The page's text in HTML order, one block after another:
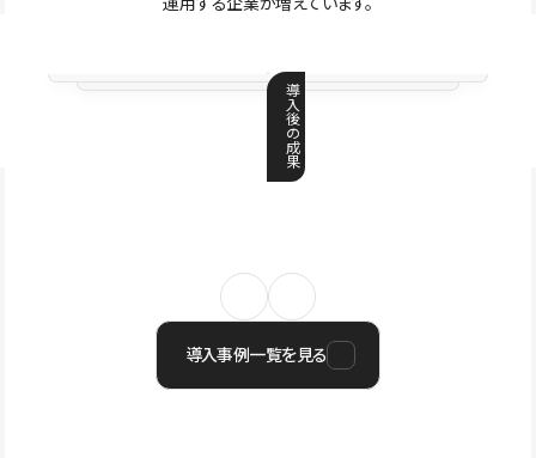
導
入
後
の
成
果
導入事例一覧を見る